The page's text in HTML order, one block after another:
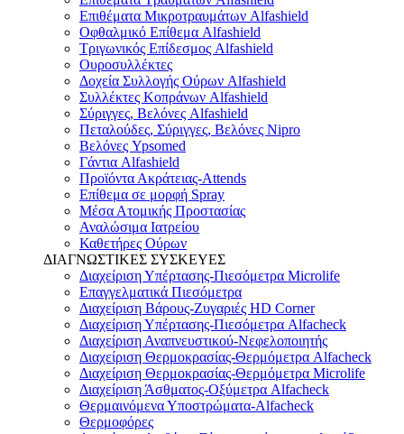
Επιθέματα Μικροτραυμάτων Alfashield
Οφθαλμικό Eπίθεμα Alfashield
Τριγωνικός Επίδεσμος Alfashield
Ουροσυλλέκτες
Δοχεία Συλλογής Ούρων Alfashield
Συλλέκτες Κοπράνων Alfashield
Σύριγγες, Βελόνες Alfashield
Πεταλούδες, Σύριγγες, Βελόνες Nipro
Βελόνες Ypsomed
Γάντια Alfashield
Προϊόντα Ακράτειας-Attends
Επίθεμα σε μορφή Spray
Μέσα Ατομικής Προστασίας
Αναλώσιμα Ιατρείου
Καθετήρες Ούρων
ΔΙΑΓΝΩΣΤΙΚΕΣ ΣΥΣΚΕΥΕΣ
Διαχείριση Υπέρτασης-Πιεσόμετρα Microlife
Επαγγελματικά Πιεσόμετρα
Διαχείριση Βάρους-Ζυγαριές HD Corner
Διαχείριση Υπέρτασης-Πιεσόμετρα Alfacheck
Διαχείριση Αναπνευστικού-Νεφελοποιητής
Διαχείριση Θερμοκρασίας-Θερμόμετρα Alfacheck
Διαχείριση Θερμοκρασίας-Θερμόμετρα Microlife
Διαχείριση Άσθματος-Οξύμετρα Alfacheck
Θερμαινόμενα Υποστρώματα-Alfacheck
Θερμοφόρες